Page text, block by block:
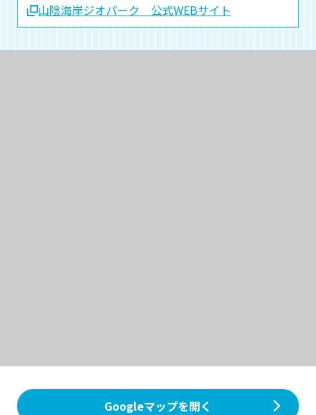
山陰海岸ジオパーク 公式WEBサイト
Googleマップを開く